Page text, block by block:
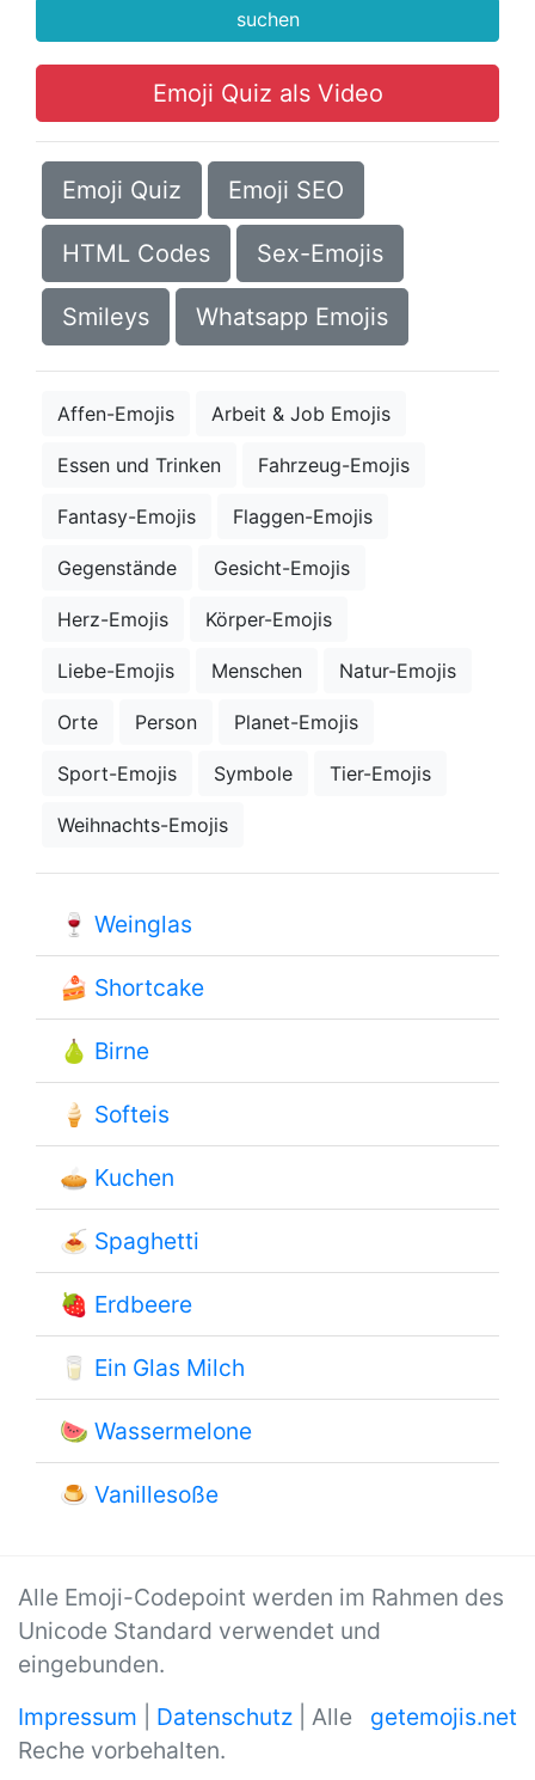
suchen
Emoji Quiz als Video
Emoji Quiz Emoji SEO
HTML Codes Sex-Emojis
Smileys Whatsapp Emojis
Affen-Emojis Arbeit & Job Emojis
Essen und Trinken Fahrzeug-Emojis
Fantasy-Emojis Flaggen-Emojis
Gegenstände Gesicht-Emojis
Herz-Emojis Körper-Emojis
Liebe-Emojis Menschen Natur-Emojis
Orte Person Planet-Emojis
Sport-Emojis Symbole Tier-Emojis
Weihnachts-Emojis
🍷 Weinglas
🍰 Shortcake
🍐 Birne
🍦 Softeis
🥧 Kuchen
🍝 Spaghetti
🍓 Erdbeere
🥛 Ein Glas Milch
🍉 Wassermelone
🍮 Vanillesoße
Alle Emoji-Codepoint werden im Rahmen des
Unicode Standard verwendet und
eingebunden.
getemojis.net
Impressum Datenschutz | Alle
Reche vorbehalten.